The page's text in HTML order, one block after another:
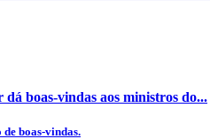
boas-vindas aos ministros do...
boas-vindas.